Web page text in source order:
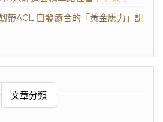
帶ACL 自發癒合的「黃金應力」訓
文章分類